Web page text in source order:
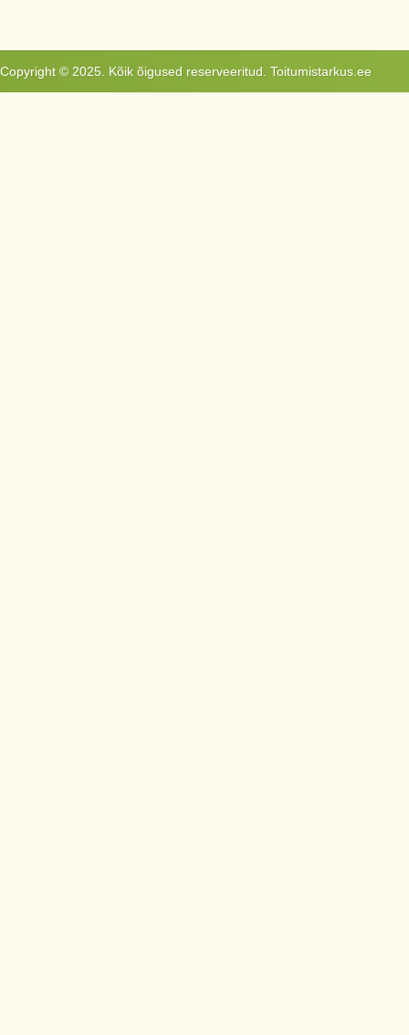
Copyright © 2025. Kõik õigused reserveeritud. Toitumistarkus.ee